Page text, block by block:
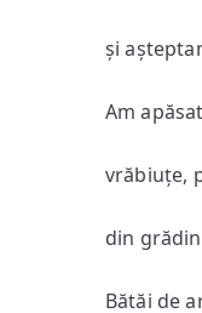
și
Am
vrăbiuțe,
din
Bătăi de